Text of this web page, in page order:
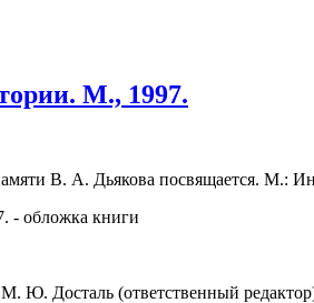
М., 1997.
В. А. Дьякова посвящается. М.:
Ю. Досталь (ответственный